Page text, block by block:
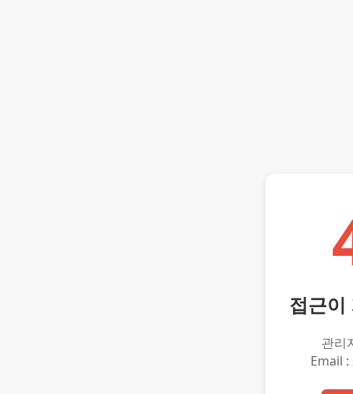
접근이
관리
Email